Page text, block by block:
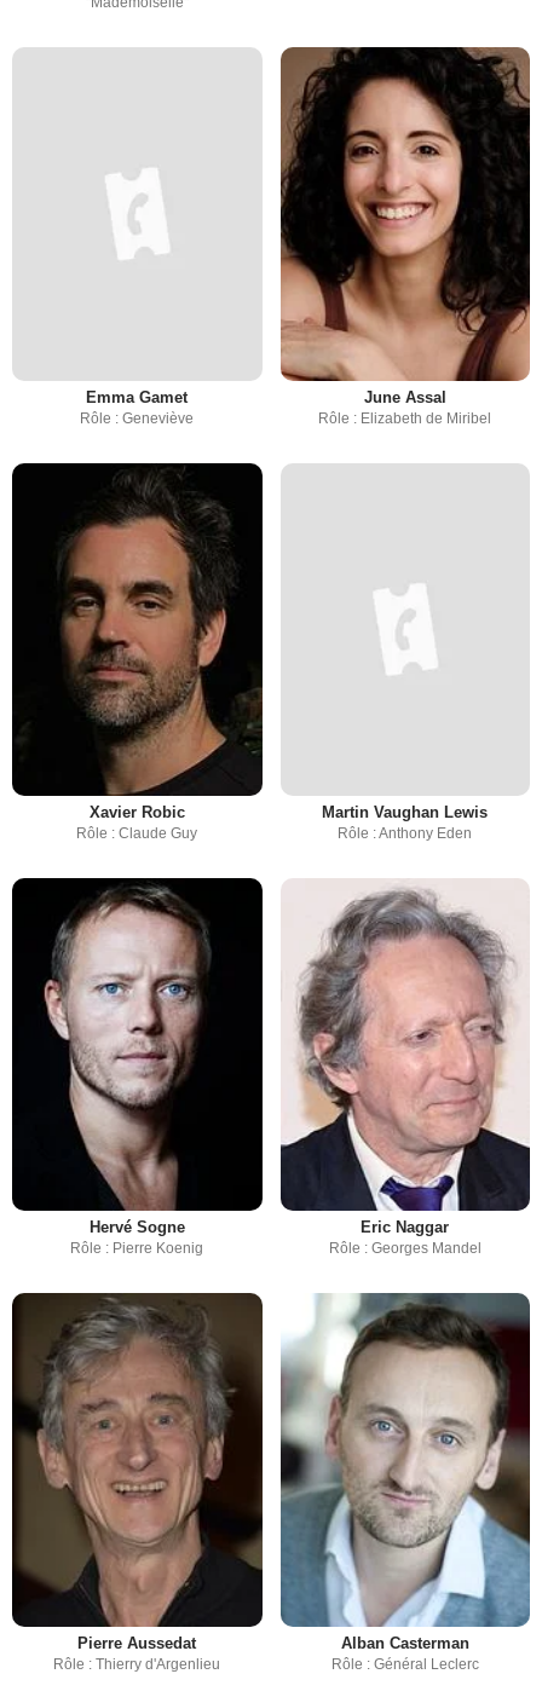
Emma Gamet
Rôle : Geneviève
June Assal
Rôle : Elizabeth de Miribel
Xavier Robic
Rôle : Claude Guy
Martin Vaughan Lewis
Rôle : Anthony Eden
Hervé Sogne
Rôle : Pierre Koenig
Eric Naggar
Rôle : Georges Mandel
Pierre Aussedat
Rôle : Thierry d'Argenlieu
Alban Casterman
Rôle : Général Leclerc